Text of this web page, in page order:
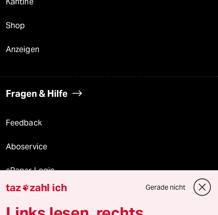
Shop
Anzeigen
Fragen & Hilfe
Feedback
Aboservice
ePaper Login
Downloads für Abonnierende
taz zahl ich Gerade nicht